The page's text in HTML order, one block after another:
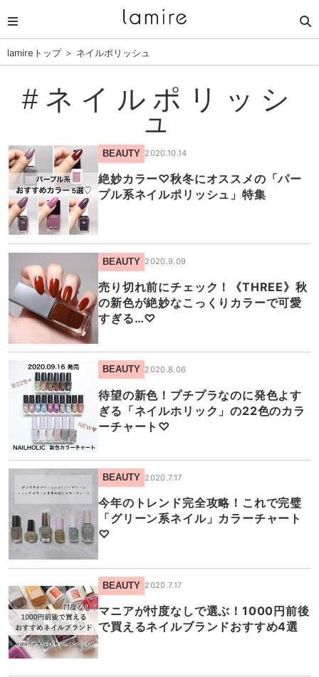
lamireトップ＞ ネイルポリッシュ
#ネイルポリッシ
ュ
BEAUTY 2020.10.14
絶妙カラー♡秋冬にオススメの「パー
プル系ネイルポリッシュ」特集
BEAUTY 2020.9.09
売り切れ前にチェック！《THREE》秋
の新色が絶妙なこっくりカラーで可愛
すぎる…♡
BEAUTY 2020.8.06
待望の新色！プチプラなのに発色よす
ぎる「ネイルホリック」の22色のカラ
ーチャート♡
BEAUTY 2020.7.17
今年のトレンド完全攻略！これで完璧
「グリーン系ネイル」カラーチャート
♡
BEAUTY 2020.7.17
マニアが忖度なしで選ぶ！1000円前後
で買えるネイルブランドおすすめ4選